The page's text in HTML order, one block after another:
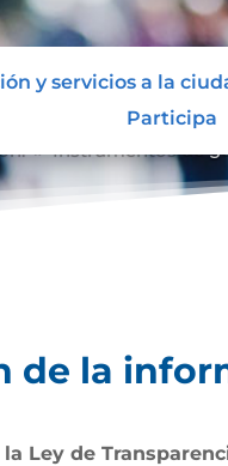
y servicios a la
Participa
de la
Ley de